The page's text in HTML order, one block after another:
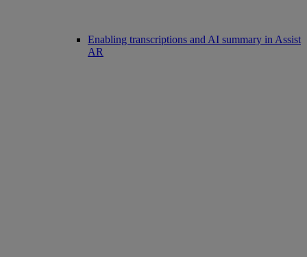
Enabling transcriptions and AI summary in Assist
AR